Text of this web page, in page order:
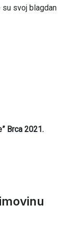
su svoj blagdan
Brca 2021.